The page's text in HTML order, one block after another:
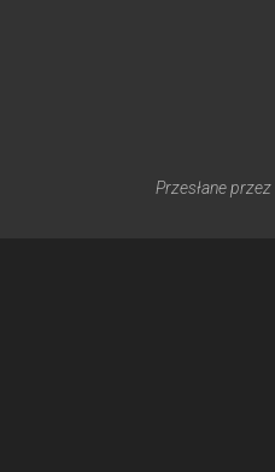
Przesłane przez